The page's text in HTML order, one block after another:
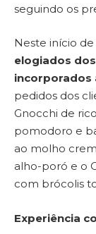
seguindo os
Neste início de
elogiados
incorporados
pedidos dos
Gnocchi de
pomodoro e
ao molho
alho-poró e o
com brócolis
Experiência